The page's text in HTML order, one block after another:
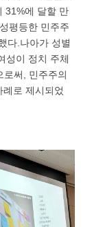
31%에 달할 만
평등한 민주주
다.나아가 성별
성이 정치 주체
로써, 민주주의
로 제시되었